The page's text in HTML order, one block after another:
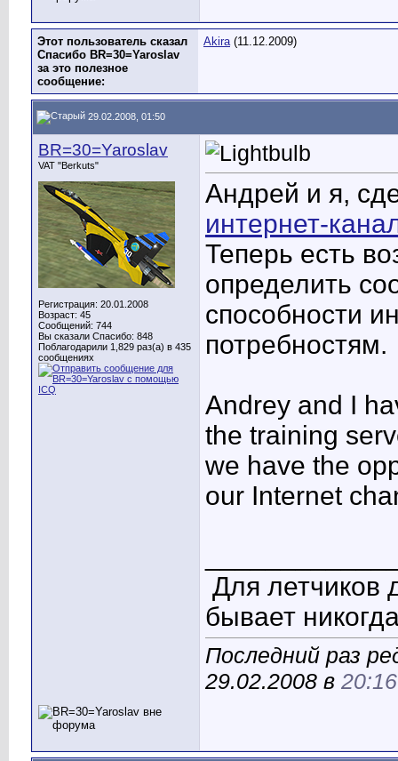
Akira Не знаю к месту или нет...,...08.12.2009,01:24
BR=55=Sevas
Уже обсуждали...08.12.2009, 10:43
Этот пользователь сказал
Спасибо BR=30=Yaroslav
за это полезное
сообщение:
Akira(11.12.2009)
29.02.2008, 01:50
BR=30=Yaroslav
VAT "Berkuts"
Регистрация: 20.01.2008
Возраст: 45
Сообщений: 744
Вы сказали Спасибо: 848
Поблагодарили 1,829 раз(а) в 435
сообщениях
Андрей и я,
интернет-
Теперь есть
определить
способности
потребностям.
Andrey and I
the training
we have the
our Internet
Для летчиков
бывает
Последний раз
29.02.2008 в 20:16